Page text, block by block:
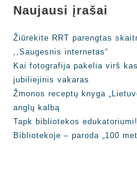
Naujausi įrašai
Žiūrėkite RRT parengtas
,,Saugesnis internetas“
Kai fotografija pakelia virš
jubiliejinis vakaras
Žmonos receptų knyga
anglų kalbą
Tapk bibliotekos edukatoriumi!
Bibliotekoje – paroda „100